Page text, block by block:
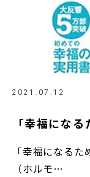
2021.07.12
「幸福にな
「幸福になる
（ホルモ…